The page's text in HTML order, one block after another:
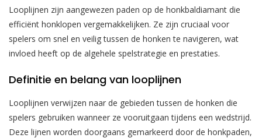
Looplijnen zijn aangewezen paden op de honkbaldiamant die
efficiënt honklopen vergemakkelijken. Ze zijn cruciaal voor
spelers om snel en veilig tussen de honken te navigeren, wat
invloed heeft op de algehele spelstrategie en prestaties.
Definitie en belang van looplijnen
Looplijnen verwijzen naar de gebieden tussen de honken die
spelers gebruiken wanneer ze vooruitgaan tijdens een wedstrijd.
Deze lijnen worden doorgaans gemarkeerd door de honkpaden,